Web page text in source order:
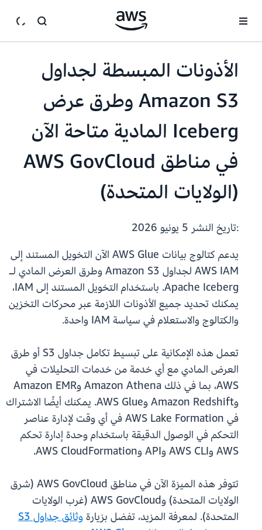
الأذونات المبسطة لجداول
Amazon S3 وطرق عرض
Iceberg المادية متاحة الآن
في مناطق AWS GovCloud
(الولايات المتحدة)
:تاريخ النشر
يدعم كتالوج بيانات AWS Glue الآن التخويل المستند إلى
AWS IAM لجداول Amazon S3 وطرق العرض المادي لـ
Apache Iceberg. باستخدام التخويل المستند إلى IAM،
يمكنك تحديد جميع الأذونات اللازمة عبر محركات التخزين
والكتالوج والاستعلام في سياسة IAM واحدة.
تعمل هذه الإمكانية على تبسيط تكامل جداول S3 أو طرق
العرض المادي مع أي خدمة من خدمات التحليلات في
AWS، بما في ذلك Amazon Athena وAmazon EMR
وAmazon Redshift وAWS Glue. يمكنك أيضًا الاشتراك
في AWS Lake Formation في أي وقت لإدارة عناصر
التحكم في الوصول الدقيقة باستخدام وحدة إدارة تحكم
AWS وAWS CLI وAPI وAWS CloudFormation.
تتوفر هذه الميزة الآن في مناطق AWS GovCloud (شرق
الولايات المتحدة) وAWS GovCloud (غرب الولايات
المتحدة). لمعرفة المزيد، تفضل بزيارةوثائق جداول S3